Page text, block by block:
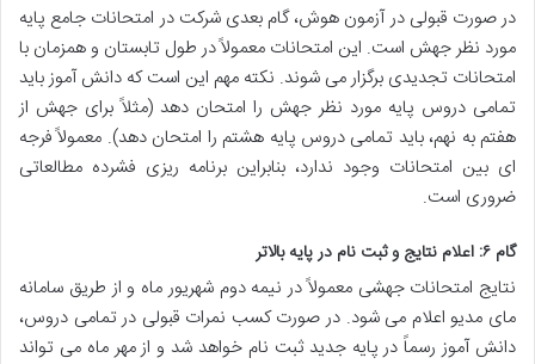
در صورت قبولی در آزمون هوش، گام بعدی شرکت در امتحانات جامع پایه
مورد نظر جهش است. این امتحانات معمولاً در طول تابستان و همزمان با
امتحانات تجدیدی برگزار می شوند. نکته مهم این است که دانش آموز باید
تمامی دروس پایه مورد نظر جهش را امتحان دهد (مثلاً برای جهش از
هفتم به نهم، باید تمامی دروس پایه هشتم را امتحان دهد). معمولاً فرجه
ای بین امتحانات وجود ندارد، بنابراین برنامه ریزی فشرده مطالعاتی
ضروری است.
گام ۶: اعلام نتایج و ثبت نام در پایه بالاتر
نتایج امتحانات جهشی معمولاً در نیمه دوم شهریور ماه و از طریق سامانه
مای مدیو اعلام می شود. در صورت کسب نمرات قبولی در تمامی دروس،
دانش آموز رسماً در پایه جدید ثبت نام خواهد شد و از مهر ماه می تواند